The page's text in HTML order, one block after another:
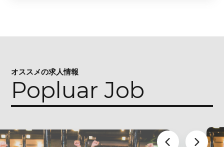
オススメの求人情報
Popluar Job